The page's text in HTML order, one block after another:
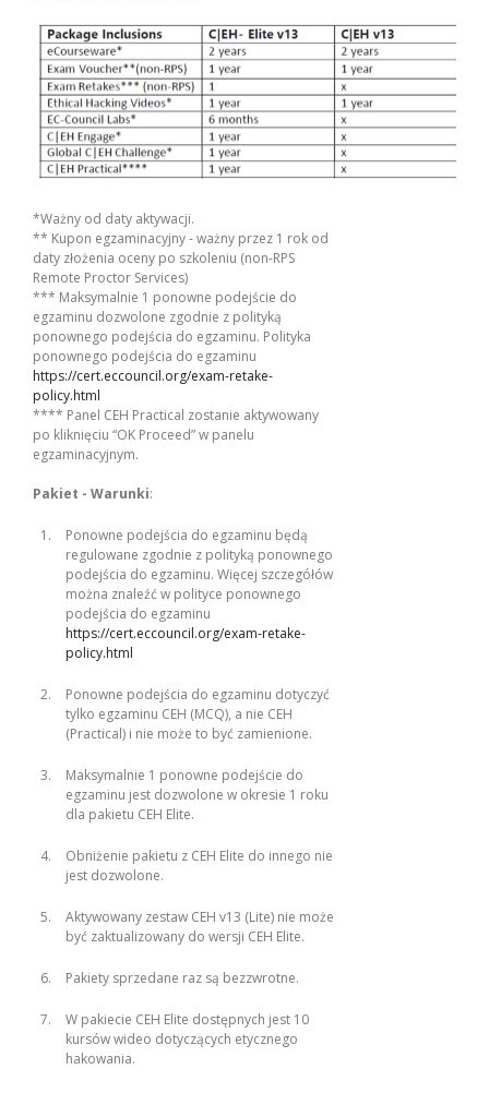
*Ważny od daty aktywacji.
** Kupon egzaminacyjny - ważny przez 1 rok od
daty złożenia oceny po szkoleniu (non-RPS
Remote Proctor Services)
*** Maksymalnie 1 ponowne podejście do
egzaminu dozwolone zgodnie z polityką
ponownego podejścia do egzaminu. Polityka
ponownego podejścia do egzaminu
https://cert.eccouncil.org/exam-retake-
policy.html
**** Panel CEH Practical zostanie aktywowany
po kliknięciu “OK Proceed” w panelu
egzaminacyjnym.
Pakiet - Warunki:
Ponowne podejścia do egzaminu będą
regulowane zgodnie z polityką ponownego
podejścia do egzaminu. Więcej szczegółów
można znaleźć w polityce ponownego
podejścia do egzaminu
https://cert.eccouncil.org/exam-retake-
policy.html
Ponowne podejścia do egzaminu dotyczyć
tylko egzaminu CEH (MCQ), a nie CEH
(Practical) i nie może to być zamienione.
Maksymalnie 1 ponowne podejście do
egzaminu jest dozwolone w okresie 1 roku
dla pakietu CEH Elite.
Obniżenie pakietu z CEH Elite do innego nie
jest dozwolone.
Aktywowany zestaw CEH v13 (Lite) nie może
być zaktualizowany do wersji CEH Elite.
Pakiety sprzedane raz są bezzwrotne.
W pakiecie CEH Elite dostępnych jest 10
kursów wideo dotyczących etycznego
hakowania.